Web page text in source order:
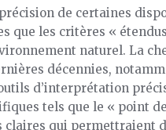
de certaines
que les critères «
naturel. La
décennies,
d’interprétation
tels que le « point
qui permettraient